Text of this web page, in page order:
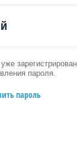
пароля.
пароль